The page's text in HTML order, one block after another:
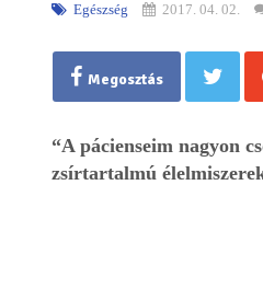
Egészség 2017. 04. 02.
Megosztás
“A pácienseim nagyon
zsírtartalmú